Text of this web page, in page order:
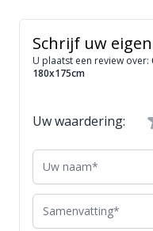
Schrijf uw
U plaatst een review over:
180x175cm
Uw waardering:
Uw naam
Samenvatting